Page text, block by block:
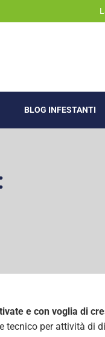
BLOG INFESTANTI
e con voglia di
tecnico per attività di